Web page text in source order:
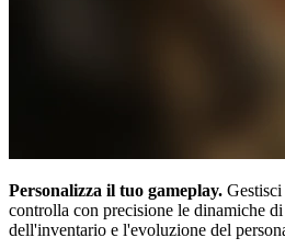
Personalizza il tuo gameplay.
controlla con precisione le dinamiche
dell'inventario e l'evoluzione del